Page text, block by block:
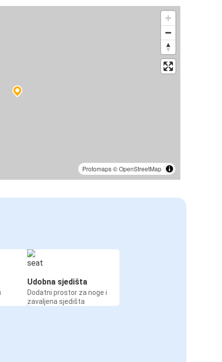
Protomaps©OpenStreetMap
Udobna sjedišta
Dodatni prostor za noge i
zavaljena sjedišta